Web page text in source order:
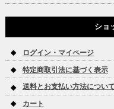
ショ
ログイン・マイページ
特定商取引法に基づく表示
送料とお支払い方法について
カート